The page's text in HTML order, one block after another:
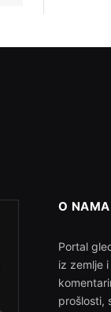
O NAMA
Portal
iz zemlje
prošlosti,